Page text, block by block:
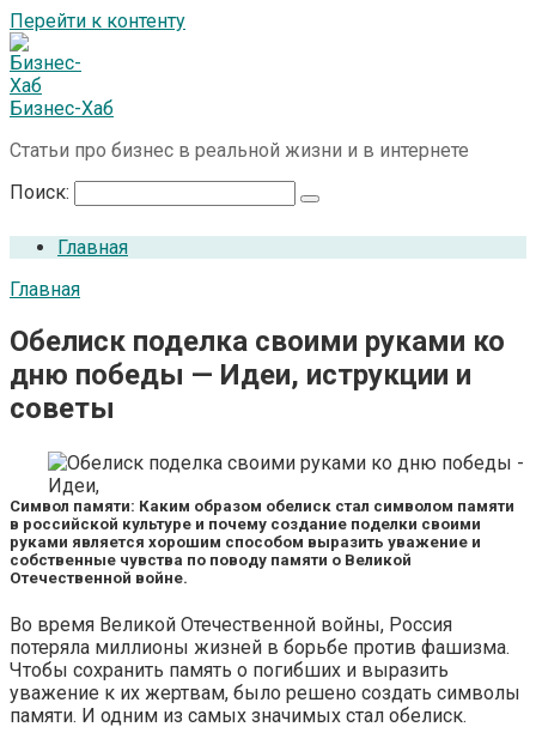
Перейти к контенту
Бизнес-Хаб
Статьи про бизнес в реальной жизни и в интернете
Поиск:
Главная
Главная
Обелиск поделка своими руками ко
дню победы — Идеи, иструкции и
советы
Символ памяти: Каким образом обелиск стал символом памяти
в российской культуре и почему создание поделки своими
руками является хорошим способом выразить уважение и
собственные чувства по поводу памяти о Великой
Отечественной войне.
Во время Великой Отечественной войны, Россия
потеряла миллионы жизней в борьбе против фашизма.
Чтобы сохранить память о погибших и выразить
уважение к их жертвам, было решено создать символы
памяти. И одним из самых значимых стал обелиск.